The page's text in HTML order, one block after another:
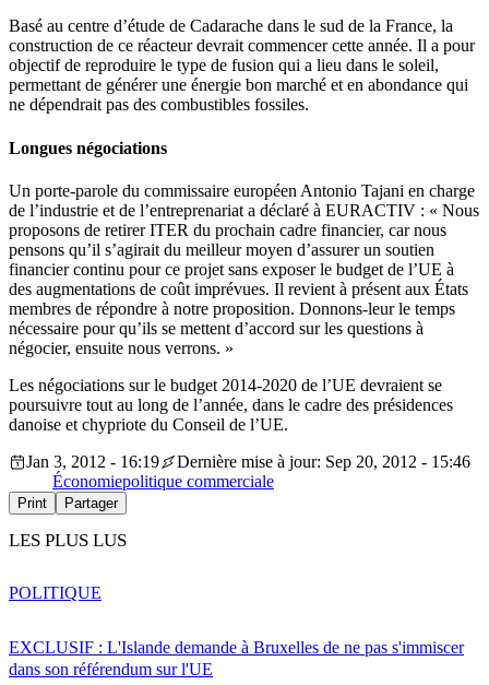
Basé au centre d’étude de Cadarache dans le sud de la France, la
construction de ce réacteur devrait commencer cette année. Il a pour
objectif de reproduire le type de fusion qui a lieu dans le soleil,
permettant de générer une énergie bon marché et en abondance qui
ne dépendrait pas des combustibles fossiles.
Longues négociations
Un porte-parole du commissaire européen Antonio Tajani en charge
de l’industrie et de l’entreprenariat a déclaré à EURACTIV : « Nous
proposons de retirer ITER du prochain cadre financier, car nous
pensons qu’il s’agirait du meilleur moyen d’assurer un soutien
financier continu pour ce projet sans exposer le budget de l’UE à
des augmentations de coût imprévues. Il revient à présent aux États
membres de répondre à notre proposition. Donnons-leur le temps
nécessaire pour qu’ils se mettent d’accord sur les questions à
négocier, ensuite nous verrons. »
Les négociations sur le budget 2014-2020 de l’UE devraient se
poursuivre tout au long de l’année, dans le cadre des présidences
danoise et chypriote du Conseil de l’UE.
Jan 3, 2012 - 16:19
Dernière mise à jour: Sep 20, 2012 - 15:46
Économiepolitique commerciale
Print Partager
LES PLUS LUS
EXCLUSIF : L'Islande demande à Bruxelles de ne pas s'immiscer
dans son référendum sur l'UE
POLITIQUE